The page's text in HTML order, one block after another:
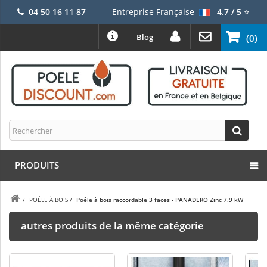
04 50 16 11 87 Entreprise Française 4.7 / 5⭐
(0)
Blog
PRODUITS
/ POÊLE À BOIS / Poêle à bois raccordable 3 faces - PANADERO Zinc 7.9 kW
autres produits de la même catégorie